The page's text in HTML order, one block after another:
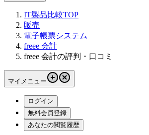
IT製品比較TOP
販売
電子帳票システム
freee 会計
freee 会計の評判・口コミ
マイメニュー
ログイン
無料会員登録
あなたの閲覧履歴